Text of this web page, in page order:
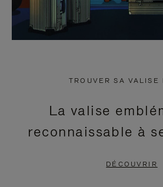
TROUVER SA VALISE
La valise
reconnaissable à
DÉCOUVRIR